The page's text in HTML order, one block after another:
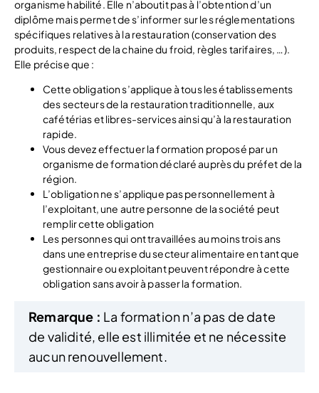
organisme habilité. Elle n’aboutit pas à l’obtention d’un
diplôme mais permet de s’informer sur les réglementations
spécifiques relatives à la restauration (conservation des
produits, respect de la chaine du froid, règles tarifaires, …).
Elle précise que :
Cette obligation s’applique à tous les établissements
des secteurs de la restauration traditionnelle, aux
cafétérias et libres-services ainsi qu’à la restauration
rapide.
Vous devez effectuer la formation proposé par un
organisme de formation déclaré auprès du préfet de la
région.
L’obligation ne s’applique pas personnellement à
l’exploitant, une autre personne de la société peut
remplir cette obligation
Les personnes qui ont travaillées au moins trois ans
dans une entreprise du secteur alimentaire en tant que
gestionnaire ou exploitant peuvent répondre à cette
obligation sans avoir à passer la formation.
Remarque : La formation n’a pas de date
de validité, elle est illimitée et ne nécessite
aucun renouvellement.